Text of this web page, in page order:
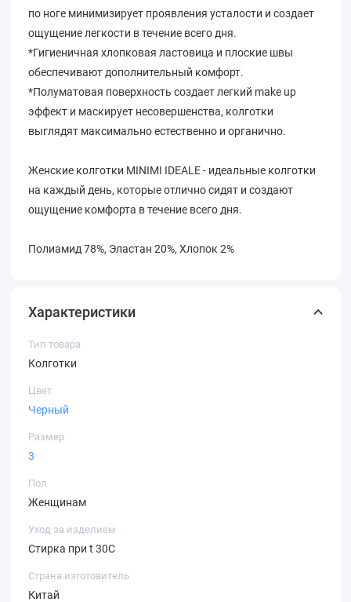
по ноге минимизирует проявления усталости и создает
ощущение легкости в течение всего дня.
*Гигиеничная хлопковая ластовица и плоские швы
обеспечивают дополнительный комфорт.
*Полуматовая поверхность создает легкий make up
эффект и маскирует несовершенства, колготки
выглядят максимально естественно и органично.
Женские колготки MINIMI IDEALE - идеальные колготки
на каждый день, которые отлично сидят и создают
ощущение комфорта в течение всего дня.
Полиамид 78%, Эластан 20%, Хлопок 2%
Характеристики
Тип товара
Колготки
Цвет
Черный
Размер
3
Пол
Женщинам
Уход за изделием
Стирка при t 30С
Страна изготовитель
Китай